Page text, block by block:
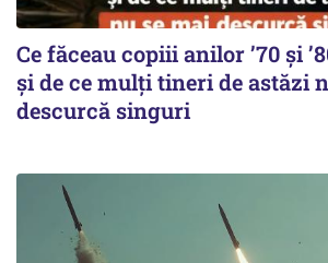
Ce făceau copiii anilor ’70 și
și de ce mulți tineri de astăzi
descurcă singuri